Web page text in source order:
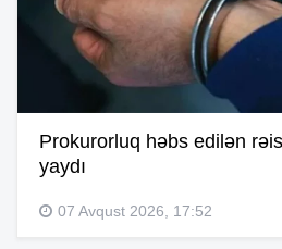
Prokurorluq həbs edilən
yaydı
07 Avqust 2026, 17:52